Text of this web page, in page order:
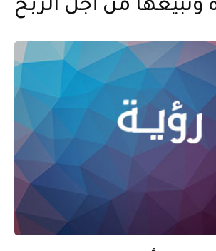
وتبيعها من أجل الربح